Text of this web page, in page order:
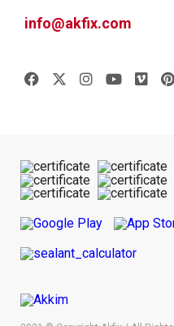
info@akfix.com